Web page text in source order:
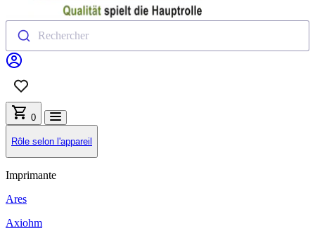
Rechercher
0
Rôle selon l'appareil
Imprimante
Ares
Axiohm